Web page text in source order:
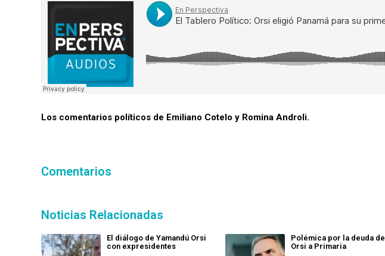
Los comentarios políticos de Emiliano Cotelo y Romina Androli.
Comentarios
Noticias Relacionadas
El diálogo de Yamandú Orsi
con expresidentes
Polémica por la deuda de
Orsi a Primaria